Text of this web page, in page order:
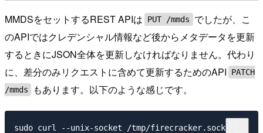
MMDSをセットするREST APIは PUT /mmds
でしたが、こ
のAPIではクレデンシャル情報など後からメタデータを更新
するときにJSON全体を更新しなければなりません。代わり
に、差分のみリクエストに含めて更新するためのAPI
PATCH
/mmds
もあります。以下のような感じです。
sudo curl --unix-socket /tmp/firecracker.sock -i \